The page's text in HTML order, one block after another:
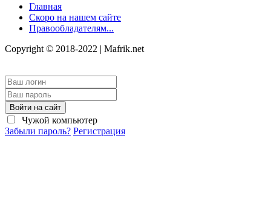
Главная
Скоро на нашем сайте
Правообладателям...
Copyright © 2018-2022 | Mafrik.net
Войти на сайт
Чужой компьютер
Забыли пароль? Регистрация